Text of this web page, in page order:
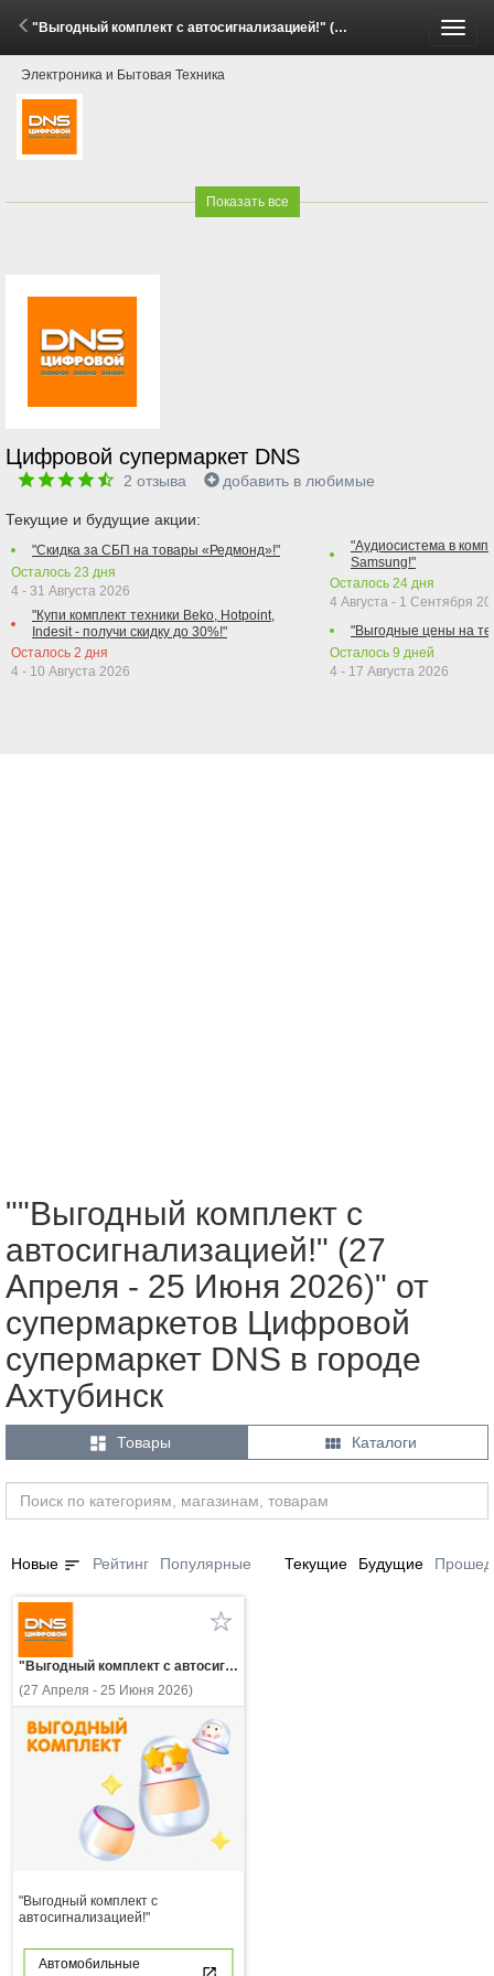
"Выгодный комплект с автосигнализацией!" (27 Апреля - 25 Июня 2026)
Электроника и Бытовая Техника
Показать все
Цифровой супермаркет DNS
2 отзыва добавить в любимые
Текущие и будущие акции:
"Скидка за СБП на товары «Редмонд»!"
Осталось 23 дня
4 - 31 Августа 2026
"Купи комплект техники Beko, Hotpoint,
Indesit - получи скидку до 30%!"
Осталось 2 дня
4 - 10 Августа 2026
"Аудиосистема в
Samsung!"
Осталось 24 дня
4 Августа - 1 Сентября
"Выгодные цены на
Осталось 9 дней
4 - 17 Августа 2026
""Выгодный комплект с
автосигнализацией!" (27
Апреля - 25 Июня 2026)" от
супермаркетов Цифровой
супермаркет DNS в городе
Ахтубинск
 Товары  Каталоги
Новые sort Рейтинг Популярные Текущие Будущие
"Выгодный комплект с автосигнализацией!"
(27 Апреля - 25 Июня 2026)
"Выгодный комплект с
автосигнализацией!"
Автомобильные